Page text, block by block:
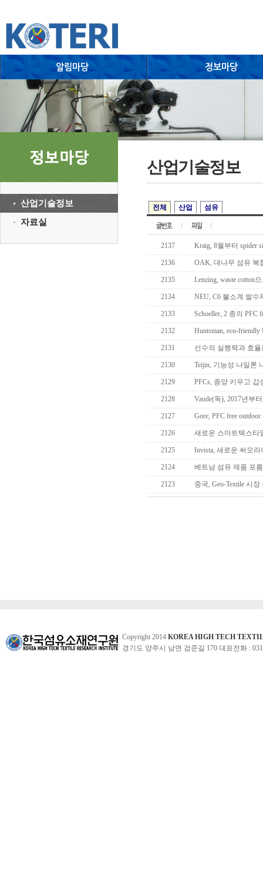
산업기술정보
자료실
산업기술정보
전체 산업 섬유
2137 Kraig, 8월부터 spider
2136 OAK, 대나무 섬유 복
2135 Lenzing, waste cotton
2134 NEU, C6 불소계 발수
2133 Schoeller, 2 종의 PFC
2132 Huntsman, eco-
2131 선수의 실행력과 효율
2130 Teijin, 기능성 나일론
2129 PFCs, 종양 키우고
2128 Vaude(독), 2017년부
2127 Gore, PFC free outdoor
2126 새로운 스마트텍스타
2125 Invista, 새로운 써모
2124 베트남 섬유 제품 포
2123 중국, Geo-Textile 시
Copyright 2014 KOREA HIGH TECH
경기도 양주시 남면 검준길 170 대표전화 :